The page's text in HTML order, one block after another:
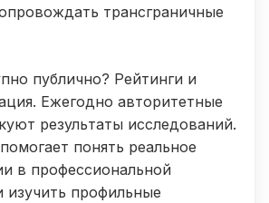
трансграничные
публично? Рейтинги и
Ежегодно авторитетные
результаты исследований.
понять реальное
в профессиональной
изучить профильные